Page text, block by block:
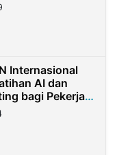
Internasional
AI dan
bagi Pekerja
di Taiwan